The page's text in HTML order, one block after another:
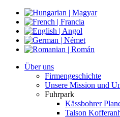
Über uns
Firmengeschichte
Unsere Mission und
Fuhrpark
Kässbohrer
Talson